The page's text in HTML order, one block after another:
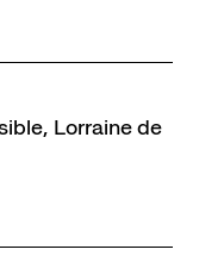
Lorraine de